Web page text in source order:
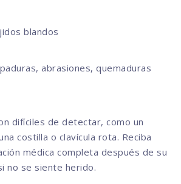
blandos
abrasiones, quemaduras
difíciles de detectar, como un
costilla o clavícula rota. Reciba
médica completa después de su
no se siente herido.